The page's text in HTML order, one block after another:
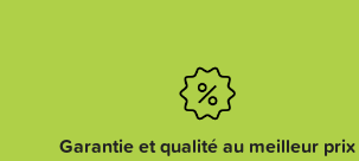
Garantie et qualité au meilleur prix